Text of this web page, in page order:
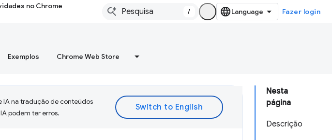
no Chrome
/ Fazer login
Exemplos Chrome Web Store
Nesta
página
Descrição
IA na tradução de conteúdos
podem ter erros.